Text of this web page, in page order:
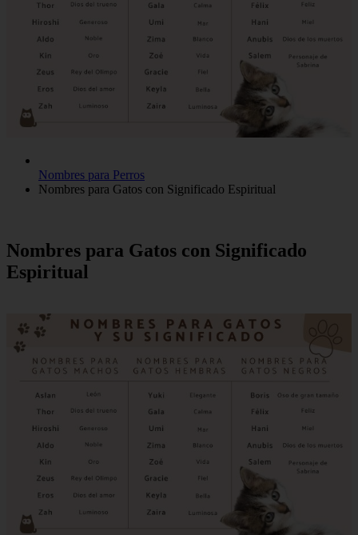
Nombres para Perros
Nombres para Gatos con Significado Espiritual
Nombres para Gatos con Significado
Espiritual